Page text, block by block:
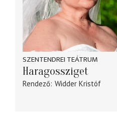
SZENTENDREI TEÁTRUM
Haragossziget
Rendező Widder Kristóf